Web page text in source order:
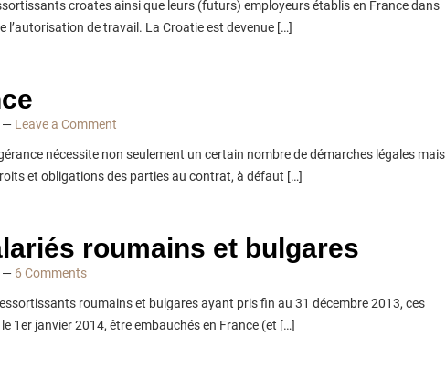
croates ainsi que leurs (futurs) employeurs établis en France dans
l’autorisation de travail. La Croatie est devenue […]
— Leave a Comment
nécessite non seulement un certain nombre de démarches légales mais
et obligations des parties au contrat, à défaut […]
roumains et bulgares
— 6 Comments
roumains et bulgares ayant pris fin au 31 décembre 2013, ces
1er janvier 2014, être embauchés en France (et […]